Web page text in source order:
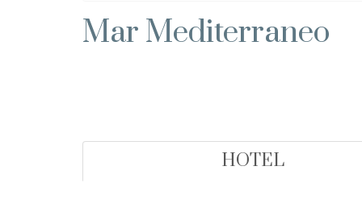
Mar Mediterraneo
HOTEL